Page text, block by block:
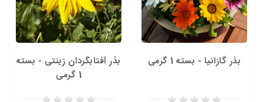
بذر گازانیا - بسته 1 گرمی
بذر آفتابگردان زینتی - بسته
1 گرمی